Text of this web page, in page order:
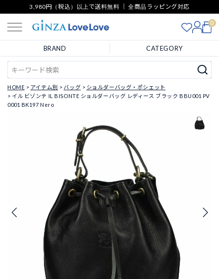
3,980円（税込）以上で送料無料 ｜ 全商品ラッピング対応
0
BRAND CATEGORY
HOME アイテム別 バッグ
ショルダーバッグ・ポシェット
イル ビゾンテ IL BISONTE ショルダーバッグ レディース ブラック BBU001 PV
0001 BK197 Nero